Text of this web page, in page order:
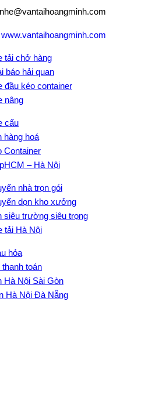
www.vantaihoangminh.com
tải chở hàng
báo hải quan
đầu kéo container
nâng
cẩu
hàng hoá
Container
– Hà Nội
nhà trọn gói
dọn kho xưởng
siêu trường siêu trọng
tải Hà Nội
hỏa
toán
Hà Nội Sài Gòn
Hà Nội Đà Nẵng